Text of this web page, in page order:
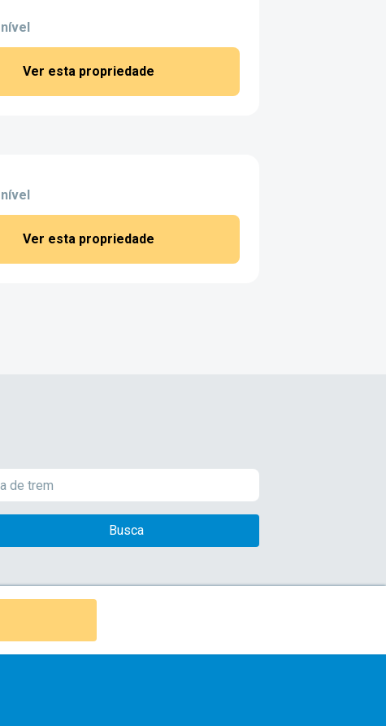
Ver esta propriedade
Ver esta propriedade
Busca